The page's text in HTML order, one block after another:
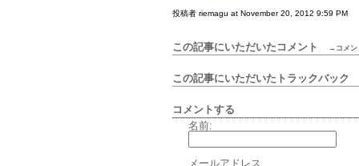
投稿者 riemagu at November 20, 2012 9:59 PM
この記事にいただいたコメント →コメン
この記事にいただいたトラックバック
コメントする
名前:
メールアドレス